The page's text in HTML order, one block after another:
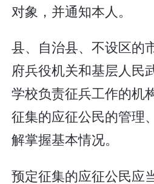
对象，并通知本人。
县、自治县、不设区的
府兵役机关和基层人民
学校负责征兵工作的机
征集的应征公民的管理
解掌握基本情况。
预定征集的应征公民应